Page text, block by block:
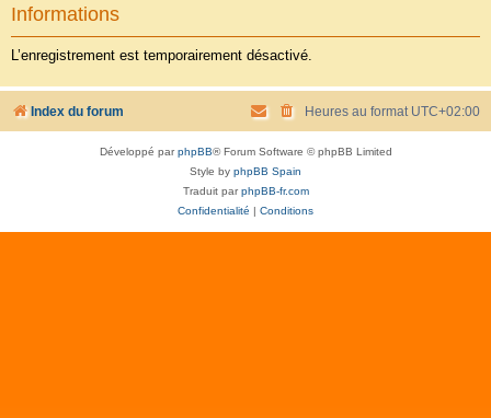
c
Informations
L’enregistrement est temporairement désactivé.
Index du forum Heures au format UTC+02:00
Développé parphpBB® Forum Software © phpBB Limited
Style by phpBB Spain
Traduit parphpBB-fr.com
Confidentialité | Conditions